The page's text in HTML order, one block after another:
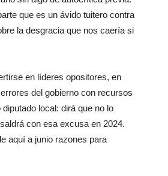
que es un ávido tuitero contra
la desgracia que nos caería si
en líderes opositores, en
del gobierno con recursos
local: dirá que no lo
con esa excusa en 2024.
aquí a junio razones para